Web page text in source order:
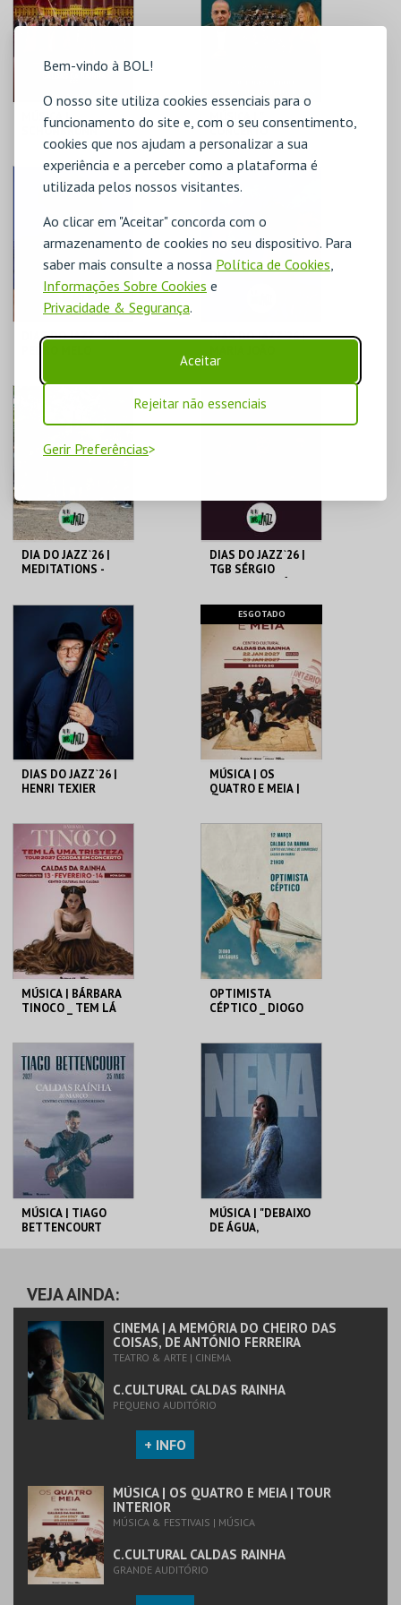
Bem-vindo à BOL!
O nosso site utiliza cookies essenciais para o
funcionamento do site e, com o seu consentimento,
cookies que nos ajudam a personalizar a sua
experiência e a perceber como a plataforma é
utilizada pelos nossos visitantes.
Ao clicar em "Aceitar" concorda com o
armazenamento de cookies no seu dispositivo. Para
saber mais consulte a nossa Política de Cookies
Informações Sobre Cookies e
Privacidade & Segurança.
Aceitar
Rejeitar não essenciais
Gerir Preferências
MAIS INFO MAIS INFO
MÚSICA |
SCHÖNBRUNN
PALACE
ORCHESTRA
VIENNA
C.CULTURAL CALDAS
RAINHA
MAIS INFO
COMPRAR
MÚSICA | "
CONCERTO
CELEBRAÇÃO DIA
DA MÚSICA "
C.CULTURAL CALDAS
RAINHA
MAIS INFO
COMPRAR
DIAS DO JAZZ `26 | "
LARGE ENSEMBLE"
MAIS INFO
DIAS DO JAZZ`26 |
"ABUNDÂNCIA "
RAINHA
DIA DO JAZZ`26 |
MEDITATIONS -
C.CULTURAL CALDAS
RAINHA
MAIS INFO
COMPRAR
DIAS DO JAZZ`26 |
TGB SÉRGIO
ALEXANDRE
FRAZÃO
C.CULTURAL CALDAS
RAINHA
MAIS INFO
COMPRAR
DIAS DO JAZZ`26 |
HENRI TEXIER
C.CULTURAL CALDAS
RAINHA
MAIS INFO
COMPRAR
ESGOTADO
MÚSICA | OS
QUATRO E MEIA |
C.CULTURAL CALDAS
MAIS INFO
MÚSICA | BÁRBARA
TINOCO _ TEM LÁ
C.CULTURAL CALDAS
RAINHA
MAIS INFO
COMPRAR
OPTIMISTA
CÉPTICO _ DIOGO
C.CULTURAL CALDAS
RAINHA
MAIS INFO
COMPRAR
MÚSICA | TIAGO
BETTENCOURT
RAINHA
MAIS INFO
COMPRAR
MÚSICA | "DEBAIXO
DE ÁGUA,
MAIS INFO
VEJA AINDA:
CINEMA | A MEMÓRIA DO CHEIRO DAS
COISAS, DE ANTÓNIO FERREIRA
TEATRO & ARTE | CINEMA
C.CULTURAL CALDAS RAINHA
PEQUENO AUDITÓRIO
+ INFO
MÚSICA | OS QUATRO E MEIA | TOUR
INTERIOR
MÚSICA & FESTIVAIS | MÚSICA
C.CULTURAL CALDAS RAINHA
GRANDE AUDITÓRIO